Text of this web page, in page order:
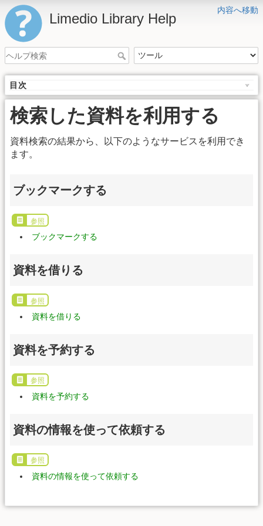
内容へ移動
Limedio Library Help
目次
検索した資料を利用する
資料検索の結果から、以下のようなサービスを利用でき
ます。
ブックマークする
参照
ブックマークする
資料を借りる
参照
資料を借りる
資料を予約する
参照
資料を予約する
資料の情報を使って依頼する
参照
資料の情報を使って依頼する